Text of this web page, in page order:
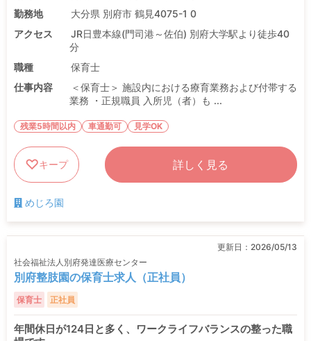
勤務地
大分県 別府市 鶴見4075-1 0
アクセス
JR日豊本線(門司港～佐伯) 別府大学駅より徒歩40
分
職種
保育士
仕事内容
＜保育士＞ 施設内における療育業務および付帯する
業務 ・正規職員 入所児（者）も ...
残業5時間以内 車通勤可 見学OK
キープ 詳しく見る
めじろ園
更新日： 2026/05/13
社会福祉法人別府発達医療センター
別府整肢園の保育士求人（正社員）
保育士 正社員
年間休日が124日と多く、ワークライフバランスの整った職